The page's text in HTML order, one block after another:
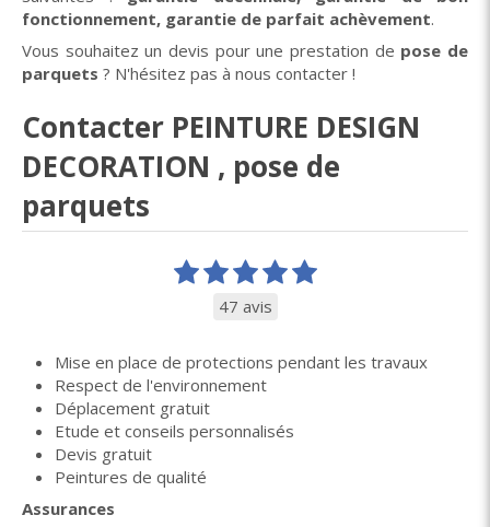
fonctionnement, garantie de parfait achèvement.
Vous souhaitez un devis pour une prestation de pose de
parquets ? N'hésitez pas à nous contacter !
Contacter PEINTURE DESIGN
DECORATION , pose de
parquets
47 avis
Mise en place de protections pendant les travaux
Respect de l'environnement
Déplacement gratuit
Etude et conseils personnalisés
Devis gratuit
Peintures de qualité
Assurances